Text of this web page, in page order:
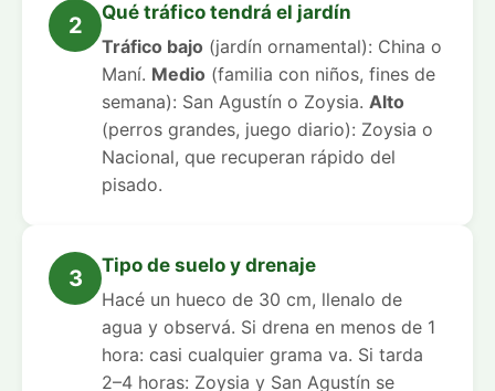
2
Qué tráfico tendrá el jardín
Tráfico bajo (jardín ornamental): China o
Maní. Medio (familia con niños, fines de
semana): San Agustín o Zoysia. Alto
(perros grandes, juego diario): Zoysia o
Nacional, que recuperan rápido del
pisado.
3
Tipo de suelo y drenaje
Hacé un hueco de 30 cm, llenalo de
agua y observá. Si drena en menos de 1
hora: casi cualquier grama va. Si tarda
2–4 horas: Zoysia y San Agustín se